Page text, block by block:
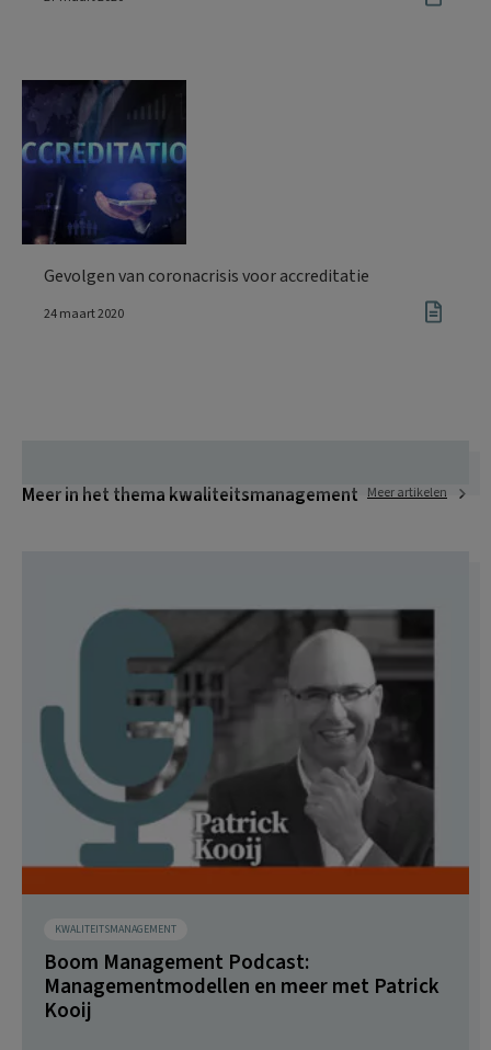
Gevolgen van coronacrisis voor accreditatie
24 maart 2020
Meer in het thema kwaliteitsmanagement Meer artikelen
KWALITEITSMANAGEMENT
Boom Management Podcast:
Managementmodellen en meer met Patrick
Kooij